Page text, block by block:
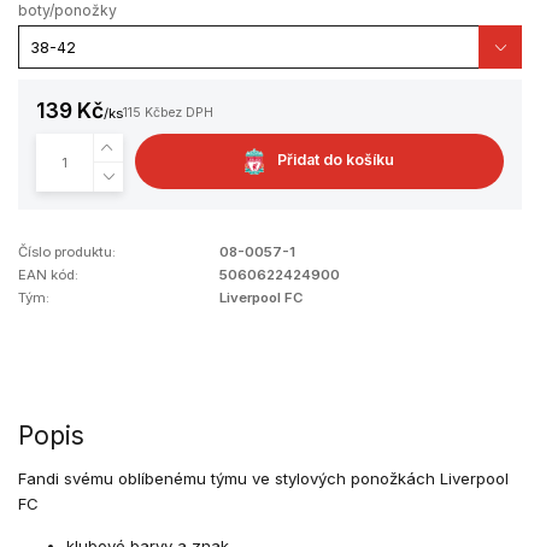
boty/ponožky
139 Kč/ks115 Kčbez DPH
Přidat do košíku
Číslo produktu:
08-0057-1
EAN kód:
5060622424900
Tým:
Liverpool FC
Popis
Fandi svému oblíbenému týmu ve stylových ponožkách Liverpool
FC